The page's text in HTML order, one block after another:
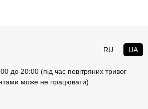
RU UA
до 20:00 (під час повітряних тривог
може не працювати)